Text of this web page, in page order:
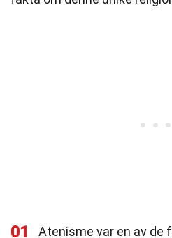
01
Atenisme var en av